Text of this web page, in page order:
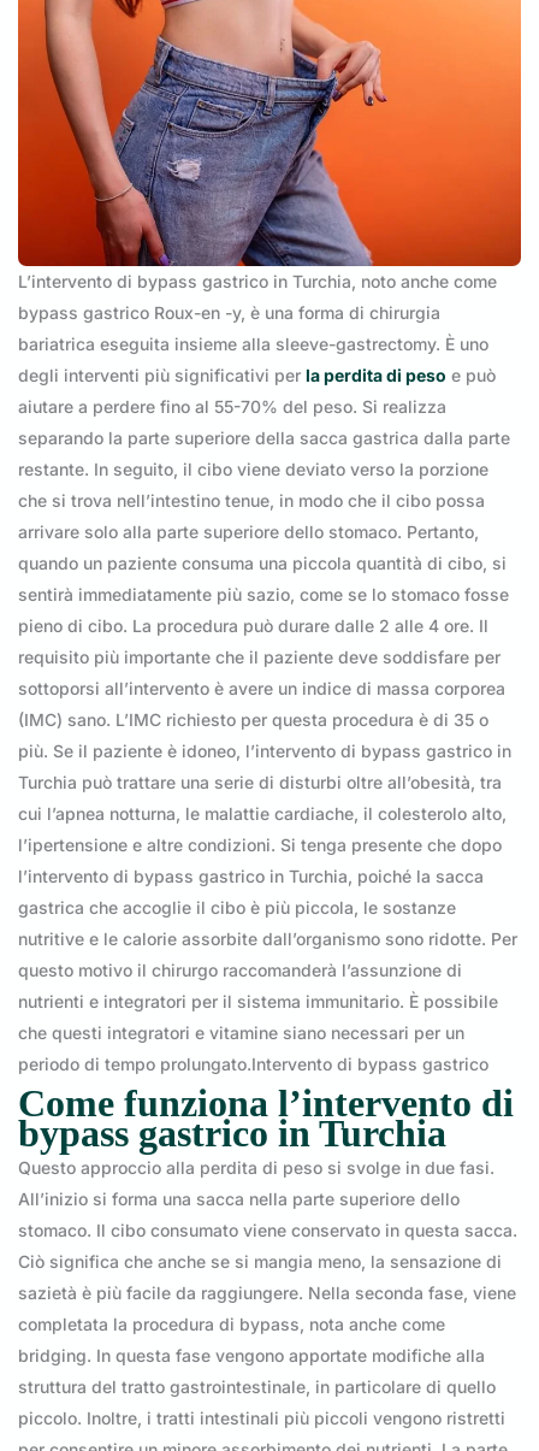
L’intervento di bypass gastrico in Turchia, noto anche come
bypass gastrico Roux-en -y, è una forma di chirurgia
bariatrica eseguita insieme alla sleeve-gastrectomy. È uno
degli interventi più significativi per la perdita di peso e può
aiutare a perdere fino al 55-70% del peso. Si realizza
separando la parte superiore della sacca gastrica dalla parte
restante. In seguito, il cibo viene deviato verso la porzione
che si trova nell’intestino tenue, in modo che il cibo possa
arrivare solo alla parte superiore dello stomaco. Pertanto,
quando un paziente consuma una piccola quantità di cibo, si
sentirà immediatamente più sazio, come se lo stomaco fosse
pieno di cibo. La procedura può durare dalle 2 alle 4 ore. Il
requisito più importante che il paziente deve soddisfare per
sottoporsi all’intervento è avere un indice di massa corporea
(IMC) sano. L’IMC richiesto per questa procedura è di 35 o
più. Se il paziente è idoneo, l’intervento di bypass gastrico in
Turchia può trattare una serie di disturbi oltre all’obesità, tra
cui l’apnea notturna, le malattie cardiache, il colesterolo alto,
l’ipertensione e altre condizioni. Si tenga presente che dopo
l’intervento di bypass gastrico in Turchia, poiché la sacca
gastrica che accoglie il cibo è più piccola, le sostanze
nutritive e le calorie assorbite dall’organismo sono ridotte. Per
questo motivo il chirurgo raccomanderà l’assunzione di
nutrienti e integratori per il sistema immunitario. È possibile
che questi integratori e vitamine siano necessari per un
periodo di tempo prolungato.Intervento di bypass gastrico
Come funziona l’intervento di
bypass gastrico in Turchia
Questo approccio alla perdita di peso si svolge in due fasi.
All’inizio si forma una sacca nella parte superiore dello
stomaco. Il cibo consumato viene conservato in questa sacca.
Ciò significa che anche se si mangia meno, la sensazione di
sazietà è più facile da raggiungere. Nella seconda fase, viene
completata la procedura di bypass, nota anche come
bridging. In questa fase vengono apportate modifiche alla
struttura del tratto gastrointestinale, in particolare di quello
piccolo. Inoltre, i tratti intestinali più piccoli vengono ristretti